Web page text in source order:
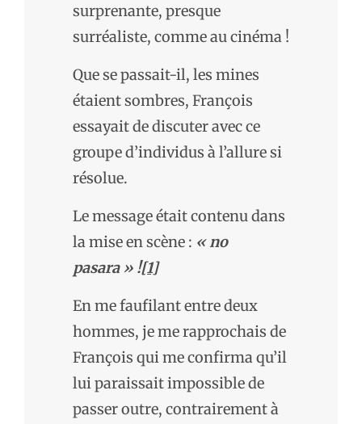
surprenante, presque
surréaliste, comme au cinéma !
Que se passait-il, les mines
étaient sombres, François
essayait de discuter avec ce
groupe d’individus à l’allure si
résolue.
Le message était contenu dans
la mise en scène : « no
pasara » ![1]
En me faufilant entre deux
hommes, je me rapprochais de
François qui me confirma qu’il
lui paraissait impossible de
passer outre, contrairement à